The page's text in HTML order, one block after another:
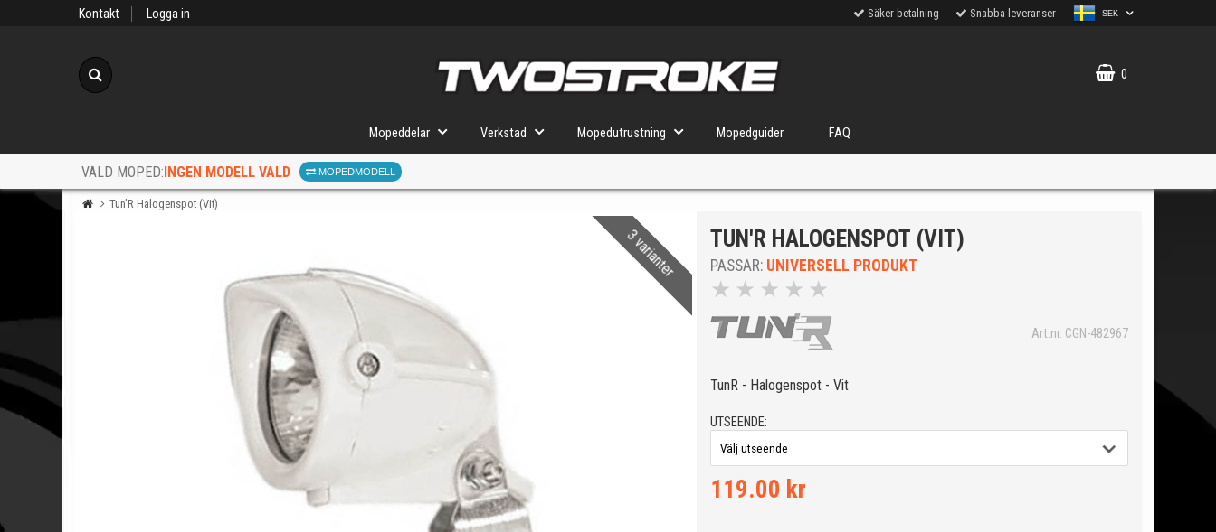
Kontakt Logga in Säker betalning Snabba leveranser SEK
0
Mopeddelar Verkstad Mopedutrustning Mopedguider FAQ
VALD MOPED:INGEN MODELL VALD MOPEDMODELL
FÖR RÄTT DELAR
När du valt kommer butiken visa delar för vald moped och universella produkter.
Tun'R Halogenspot (Vit)
3 varianter TUN'R HALOGENSPOT (VIT)
PASSAR: UNIVERSELL PRODUKT
★ ★ ★ ★ ★
Art.nr. CGN-482967
TunR - Halogenspot - Vit
UTSEENDE:
119.00 kr